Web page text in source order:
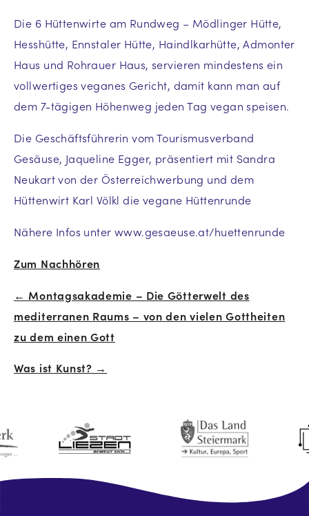
Die 6 Hüttenwirte am Rundweg – Mödlinger Hütte,
Hesshütte, Ennstaler Hütte, Haindlkarhütte, Admonter
Haus und Rohrauer Haus, servieren mindestens ein
vollwertiges veganes Gericht, damit kann man auf
dem 7-tägigen Höhenweg jeden Tag vegan speisen.
Die Geschäftsführerin vom Tourismusverband
Gesäuse, Jaqueline Egger, präsentiert mit Sandra
Neukart von der Österreichwerbung und dem
Hüttenwirt Karl Völkl die vegane Hüttenrunde
Nähere Infos unter www.gesaeuse.at/huettenrunde
Zum Nachhören
Beitrags-
Navigation
← Montagsakademie – Die Götterwelt des
mediterranen Raums – von den vielen Gottheiten
zu dem einen Gott
Was ist Kunst? →